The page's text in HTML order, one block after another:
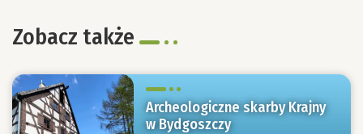
Zobacz także
Archeologiczne skarby Krajny
w Bydgoszczy